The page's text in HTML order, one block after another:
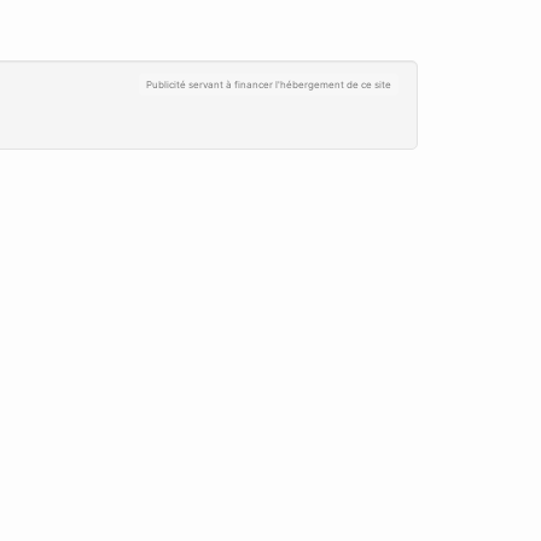
Publicité servant à financer l'hébergement de ce site